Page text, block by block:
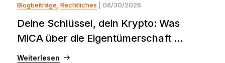
Blogbeiträge ,Rechtliches | 06/30/2026
Deine Schlüssel, dein Krypto: Was
MiCA über die Eigentümerschaft ...
Weiterlesen